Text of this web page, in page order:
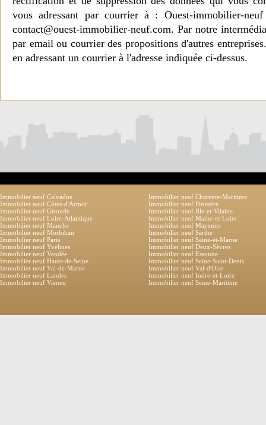
vous adressant par courrier à : Ouest-immobilier-
contact@ouest-immobilier-neuf.com. Par notre
par email ou courrier des propositions d'autres
en adressant un courrier à l'adresse indiquée ci-dessus.
Immobilier neuf Calvados
Immobilier neuf Charente-Maritime
Immobilier neuf Côtes-d'Armor
Immobilier neuf Finistère
Immobilier neuf Gironde
Immobilier neuf Ille-et-Vilaine
Immobilier neuf Loire-Atlantique
Immobilier neuf Maine-et-Loire
Immobilier neuf Manche
Immobilier neuf Mayenne
Immobilier neuf Morbihan
Immobilier neuf Sarthe
Immobilier neuf Paris
Immobilier neuf Seine-et-Marne
Immobilier neuf Yvelines
Immobilier neuf Deux-Sèvres
Immobilier neuf Vendée
Immobilier neuf Essonne
Immobilier neuf Hauts-de-Seine
Immobilier neuf Seine-Saint-Denis
Immobilier neuf Val-de-Marne
Immobilier neuf Val-d'Oise
Immobilier neuf Landes
Immobilier neuf Indre-et-Loire
Immobilier neuf Vienne
Immobilier neuf Seine-Maritime